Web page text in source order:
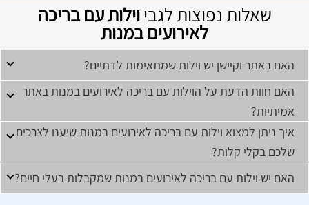
שאלות נפוצות לגביוילות עם בריכה
לאירועים במנות
האם באתר וקיישן יש וילות שמתאימות לדתיים?
האם חוות הדעת על הוילות עם בריכה לאירועים במנות באתר
אמיתיות?
איך ניתן למצוא וילות עם בריכה לאירועים במנות שיענו לצרכים
שלכם בקלי קלות?
האם יש וילות עם בריכה לאירועים במנות שמקבלות בעלי חיים?